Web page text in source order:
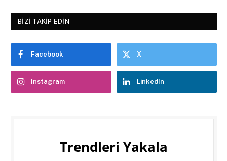
BIZI TAKIP EDIN
Facebook X
Instagram LinkedIn
Trendleri Yakala